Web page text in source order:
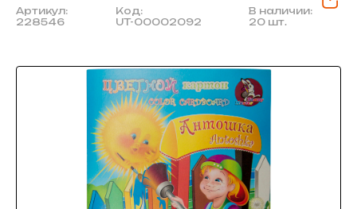
Артикул:
228546
Код:
UT-00002092
В наличии:
20 шт.